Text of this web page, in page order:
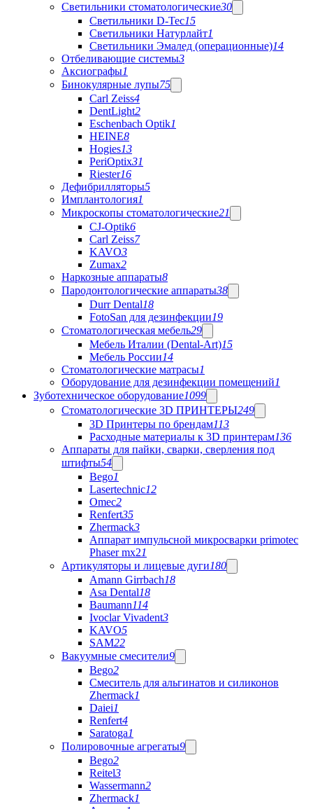
Светильники стоматологические30
Светильники D-Tec15
Светильники Натурлайт1
Светильники Эмалед (операционные)14
Отбеливающие системы3
Аксиографы1
Бинокулярные лупы75
Carl Zeiss4
DentLight2
Eschenbach Optik1
HEINE8
Hogies13
PeriOptix31
Riester16
Дефибрилляторы5
Имплантология1
Микроскопы стоматологические21
CJ-Optik6
Carl Zeiss7
KAVO3
Zumax2
Наркозные аппараты8
Пародонтологические аппараты38
Durr Dental18
FotoSan для дезинфекции19
Стоматологическая мебель29
Мебель Италии (Dental-Art)15
Мебель России14
Стоматологические матрасы1
Оборудование для дезинфекции помещений1
Зуботехническое оборудование1099
Стоматологические 3D ПРИНТЕРЫ249
3D Принтеры по брендам113
Расходные материалы к 3D принтерам136
Аппараты для пайки, сварки, сверления под
штифты54
Bego1
Lasertechnic12
Omec2
Renfert35
Zhermack3
Аппарат импульсной микросварки primotec
Phaser mx21
Артикуляторы и лицевые дуги180
Amann Girrbach18
Asa Dental18
Baumann114
Ivoclar Vivadent3
KAVO5
SAM22
Вакуумные смесители9
Bego2
Cмеситель для альгинатов и силиконов
Zhermack1
Daiei1
Renfert4
Saratoga1
Полировочные агрегаты9
Bego2
Reitel3
Wassermann2
Zhermack1